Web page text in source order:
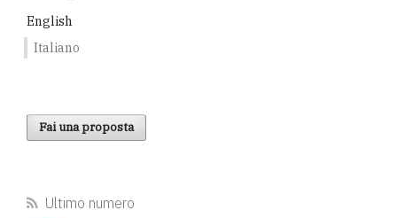
English
Italiano
Fai una proposta
Ultimo numero